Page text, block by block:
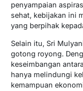
penyampaian
sehat, kebijakan ini
yang berpihak
Selain itu, Sri
gotong royong.
keseimbangan
hanya melindungi
kemampuan